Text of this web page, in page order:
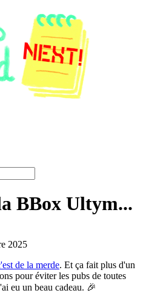
BBox Ultym...
2025
de la merde. Et ça fait plus d'un
pour éviter les pubs de toutes
eu un beau cadeau. 🎉